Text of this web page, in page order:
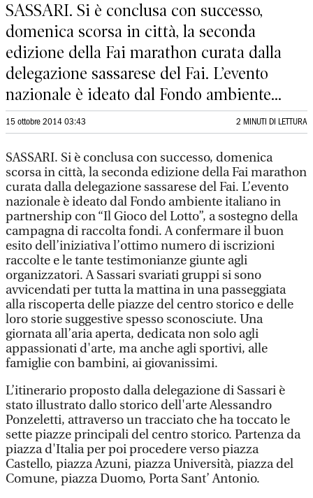
SASSARI. Si è conclusa con successo,
domenica scorsa in città, la seconda
edizione della Fai marathon curata dalla
delegazione sassarese del Fai. L’evento
nazionale è ideato dal Fondo ambiente...
15 ottobre 2014 03:43 2 MINUTI DI LETTURA
SASSARI. Si è conclusa con successo, domenica
scorsa in città, la seconda edizione della Fai marathon
curata dalla delegazione sassarese del Fai. L’evento
nazionale è ideato dal Fondo ambiente italiano in
partnership con “Il Gioco del Lotto”, a sostegno della
campagna di raccolta fondi. A confermare il buon
esito dell’iniziativa l’ottimo numero di iscrizioni
raccolte e le tante testimonianze giunte agli
organizzatori. A Sassari svariati gruppi si sono
avvicendati per tutta la mattina in una passeggiata
alla riscoperta delle piazze del centro storico e delle
loro storie suggestive spesso sconosciute. Una
giornata all’aria aperta, dedicata non solo agli
appassionati d'arte, ma anche agli sportivi, alle
famiglie con bambini, ai giovanissimi.
L’itinerario proposto dalla delegazione di Sassari è
stato illustrato dallo storico dell'arte Alessandro
Ponzeletti, attraverso un tracciato che ha toccato le
sette piazze principali del centro storico. Partenza da
piazza d'Italia per poi procedere verso piazza
Castello, piazza Azuni, piazza Università, piazza del
Comune, piazza Duomo, Porta Sant’ Antonio.